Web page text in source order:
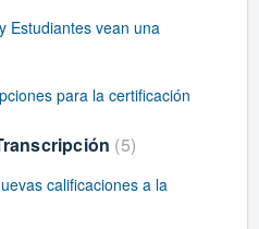
Estudiantes vean una
para la certificación
5
calificaciones a la